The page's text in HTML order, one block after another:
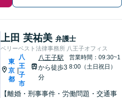
上田 芙祐美 弁護士
ベリーベスト法律事務所 八王子オフィス
東
京
都
|
八
王
子
市
八王子駅
から徒歩3
分
営業時間：09:30~1
8:00（土日祝日）
【離婚・刑事事件・労働問題・交通事